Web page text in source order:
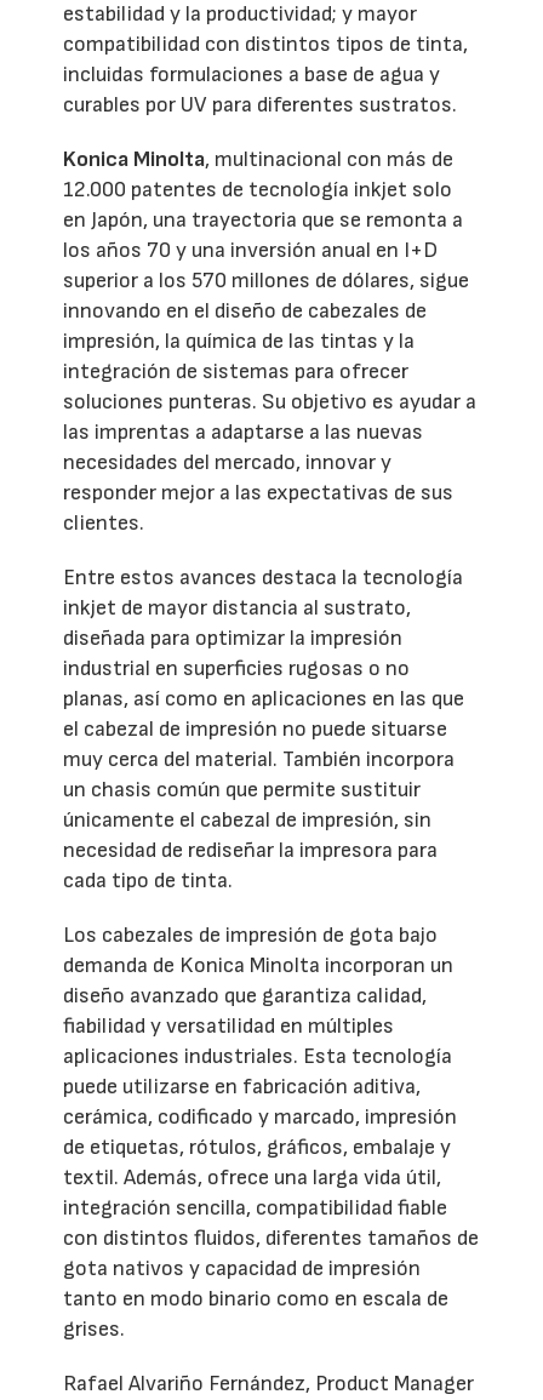
estabilidad y la productividad; y mayor
compatibilidad con distintos tipos de tinta,
incluidas formulaciones a base de agua y
curables por UV para diferentes sustratos.
Konica Minolta, multinacional con más de
12.000 patentes de tecnología inkjet solo
en Japón, una trayectoria que se remonta a
los años 70 y una inversión anual en I+D
superior a los 570 millones de dólares, sigue
innovando en el diseño de cabezales de
impresión, la química de las tintas y la
integración de sistemas para ofrecer
soluciones punteras. Su objetivo es ayudar a
las imprentas a adaptarse a las nuevas
necesidades del mercado, innovar y
responder mejor a las expectativas de sus
clientes.
Entre estos avances destaca la tecnología
inkjet de mayor distancia al sustrato,
diseñada para optimizar la impresión
industrial en superficies rugosas o no
planas, así como en aplicaciones en las que
el cabezal de impresión no puede situarse
muy cerca del material. También incorpora
un chasis común que permite sustituir
únicamente el cabezal de impresión, sin
necesidad de rediseñar la impresora para
cada tipo de tinta.
Los cabezales de impresión de gota bajo
demanda de Konica Minolta incorporan un
diseño avanzado que garantiza calidad,
fiabilidad y versatilidad en múltiples
aplicaciones industriales. Esta tecnología
puede utilizarse en fabricación aditiva,
cerámica, codificado y marcado, impresión
de etiquetas, rótulos, gráficos, embalaje y
textil. Además, ofrece una larga vida útil,
integración sencilla, compatibilidad fiable
con distintos fluidos, diferentes tamaños de
gota nativos y capacidad de impresión
tanto en modo binario como en escala de
grises.
Rafael Alvariño Fernández, Product Manager